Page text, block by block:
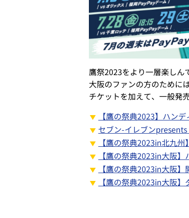
鷹祭2023をより一層楽しん
大阪のファンの方のために
チケットを加えて、一般発
【鷹の祭典2023】ハン
セブン-イレブン
【鷹の祭典2023in北九
【鷹の祭典2023in大阪
【鷹の祭典2023in大阪
【鷹の祭典2023in大阪